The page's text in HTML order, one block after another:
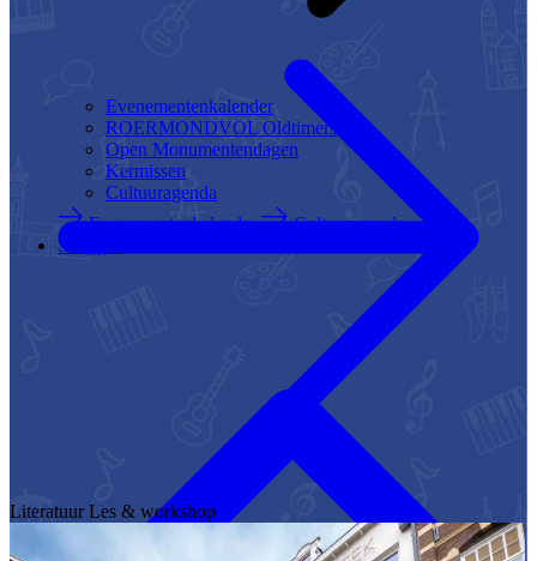
Evenementenkalender
ROERMONDVOL Oldtimers
Open Monumentendagen
Kermissen
Cultuuragenda
Evenementenkalender
Cultuuragenda
Shoppen
Literatuur Les & workshop